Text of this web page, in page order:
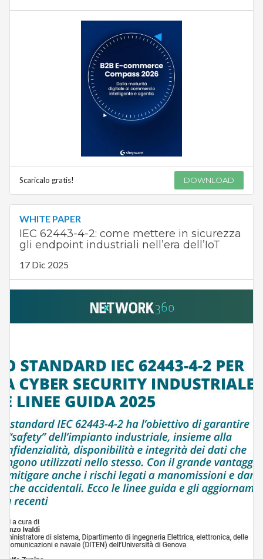
Scaricalo gratis! DOWNLOAD
WHITE PAPER
IEC 62443-4-2: come mettere in sicurezza
gli endpoint industriali nell’era dell’IoT
17 Dic 2025